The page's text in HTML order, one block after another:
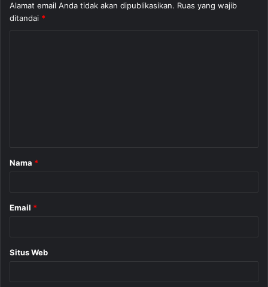
Alamat email Anda tidak akan dipublikasikan. Ruas yang wajib
ditandai *
r
Nama *
Email *
Situs Web